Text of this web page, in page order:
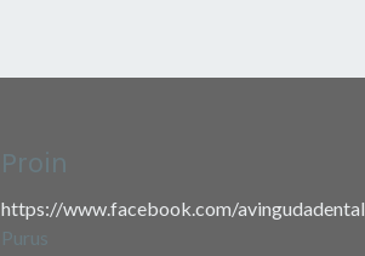
Proin
https://www.facebook.com/
Purus